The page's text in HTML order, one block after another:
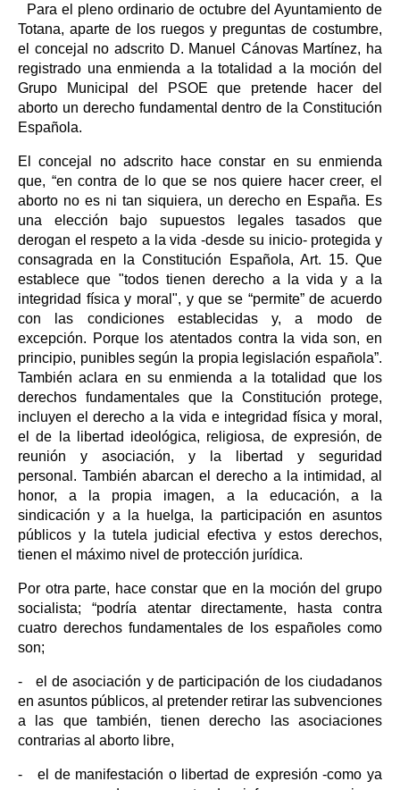
Para el pleno ordinario de octubre del Ayuntamiento de
Totana, aparte de los ruegos y preguntas de costumbre,
el concejal no adscrito D. Manuel Cánovas Martínez, ha
registrado una enmienda a la totalidad a la moción del
Grupo Municipal del PSOE que pretende hacer del
aborto un derecho fundamental dentro de la Constitución
Española.
El concejal no adscrito hace constar en su enmienda
que, “en contra de lo que se nos quiere hacer creer, el
aborto no es ni tan siquiera, un derecho en España. Es
una elección bajo supuestos legales tasados que
derogan el respeto a la vida -desde su inicio- protegida y
consagrada en la Constitución Española, Art. 15. Que
establece que "todos tienen derecho a la vida y a la
integridad física y moral", y que se “permite” de acuerdo
con las condiciones establecidas y, a modo de
excepción. Porque los atentados contra la vida son, en
principio, punibles según la propia legislación española”.
También aclara en su enmienda a la totalidad que los
derechos fundamentales que la Constitución protege,
incluyen el derecho a la vida e integridad física y moral,
el de la libertad ideológica, religiosa, de expresión, de
reunión y asociación, y la libertad y seguridad
personal. También abarcan el derecho a la intimidad, al
honor, a la propia imagen, a la educación, a la
sindicación y a la huelga, la participación en asuntos
públicos y la tutela judicial efectiva y estos derechos,
tienen el máximo nivel de protección jurídica.
Por otra parte, hace constar que en la moción del grupo
socialista; “podría atentar directamente, hasta contra
cuatro derechos fundamentales de los españoles como
son;
- el de asociación y de participación de los ciudadanos
en asuntos públicos, al pretender retirar las subvenciones
a las que también, tienen derecho las asociaciones
contrarias al aborto libre,
- el de manifestación o libertad de expresión -como ya